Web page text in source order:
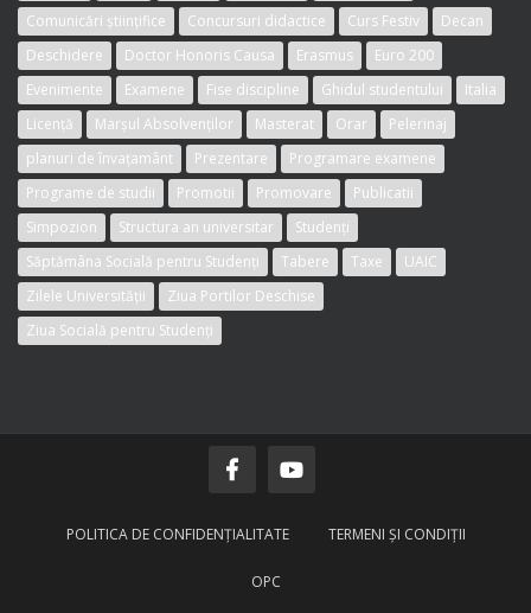
Comunicări științifice
Concursuri didactice Curs Festiv
Decan
Deschidere
Doctor Honoris Causa Erasmus
Euro 200
Evenimente
Examene Fise discipline Ghidul studentului
Italia
Licență
Marșul Absolvenților Masterat Orar
Pelerinaj
planuri de învațamânt
Prezentare
Programare examene
Programe de studii
Promotii Promovare
Publicatii
Simpozion
Structura an universitar
Studenți
Săptămâna Socială pentru Studenți
Tabere Taxe
UAIC
Zilele Universității
Ziua Portilor Deschise
Ziua Socială pentru Studenți
POLITICA DE CONFIDENŢIALITATE TERMENI ŞI CONDIŢII
OPC